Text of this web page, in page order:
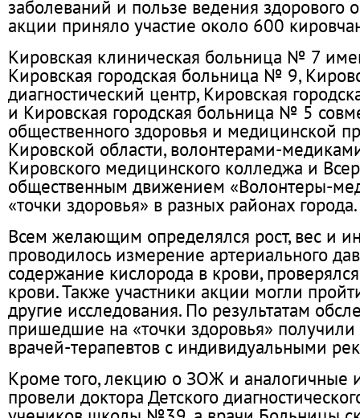
заболеваний и пользе ведения здорового
акции приняло участие около 600
Кировская клиническая больница № 7
Кировская городская больница № 9,
диагностический центр, Кировская
и Кировская городская больница № 5
общественного здоровья и медицинской
Кировской области, волонтерами-
Кировского медицинского колледжа и
общественным движением «Волонтеры-
«точки здоровья» в разных районах города.
Всем желающим определялся рост, вес и
проводилось измерение артериального
содержание кислорода в крови,
крови. Также участники акции могли
другие исследования. По результатам
пришедшие на «точки здоровья» получили
врачей-терапевтов с индивидуальными
Кроме того, лекцию о ЗОЖ и аналогичные
провели доктора Детского